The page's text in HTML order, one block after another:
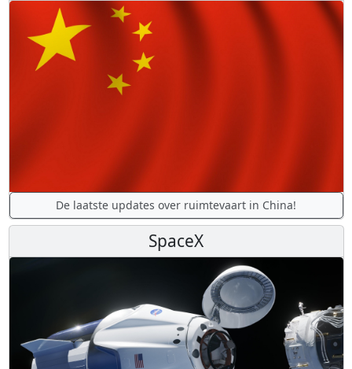
De laatste updates over ruimtevaart in China!
SpaceX